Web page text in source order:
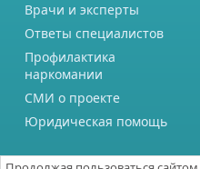
Врачи и эксперты
Ответы специалистов
Профилактика
наркомании
СМИ о проекте
Юридическая помощь